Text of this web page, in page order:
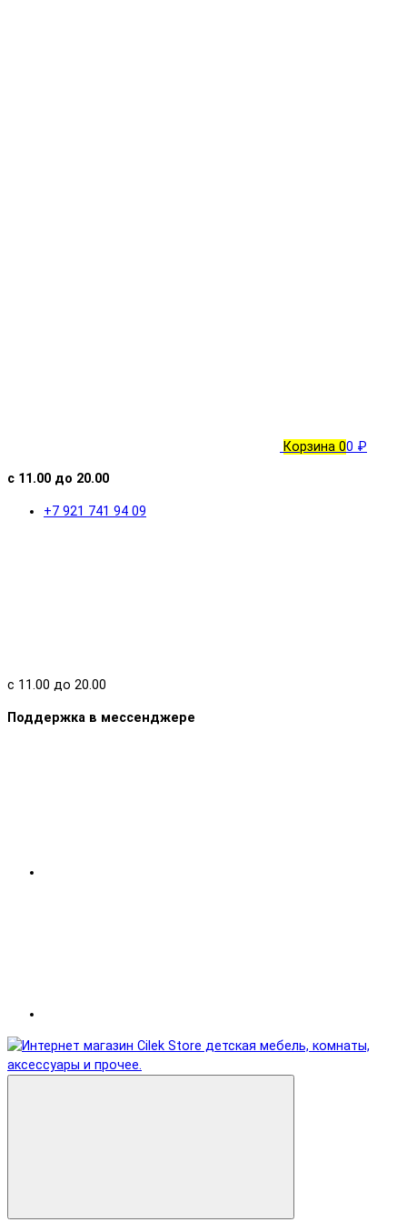
Корзина 00 ₽
с 11.00 до 20.00
+7 921 741 94 09
с 11.00 до 20.00
Поддержка в мессенджере